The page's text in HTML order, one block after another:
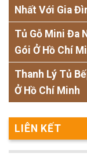
Nhất Với Gia
Tủ Gỗ Mini Đa
Gói Ở Hồ Chí
Thanh Lý Tủ
Ở Hồ Chí Minh
LIÊN KẾT